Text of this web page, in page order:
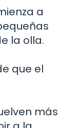
a
la olla.
que el
más